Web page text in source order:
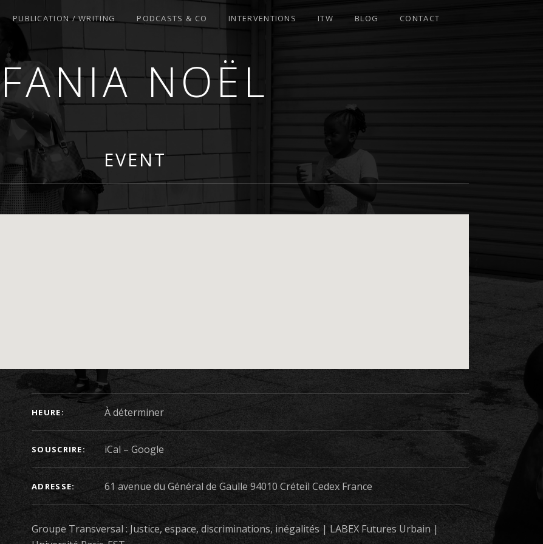
FANIA NOËL
PUBLICATION / WRITING PODCASTS & CO INTERVENTIONS ITW BLOG CONTACT
EVENT
DÉTAILS DU CONCERT
HEURE À déterminer
SOUSCRIRE iCal Google
ADRESSE
Groupe Transversal : Justice, espace, discriminations, inégalités | LABEX Futures Urbain |